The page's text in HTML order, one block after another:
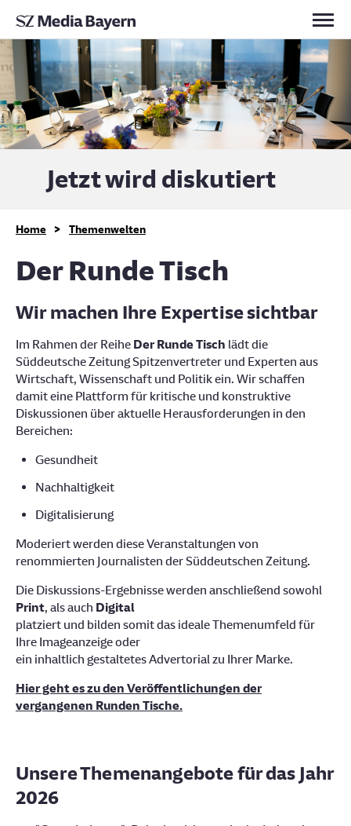
Jetzt wird diskutiert
Home > Themenwelten
Der Runde Tisch
Wir machen Ihre Expertise sichtbar
Im Rahmen der Reihe Der Runde Tisch lädt die
Süddeutsche Zeitung Spitzenvertreter und Experten aus
Wirtschaft, Wissenschaft und Politik ein. Wir schaffen
damit eine Plattform für kritische und konstruktive
Diskussionen über aktuelle Herausforderungen in den
Bereichen:
Gesundheit
Nachhaltigkeit
Digitalisierung
Moderiert werden diese Veranstaltungen von
renommierten Journalisten der Süddeutschen Zeitung.
Die Diskussions-Ergebnisse werden anschließend sowohl
Print, als auch Digital
platziert und bilden somit das ideale Themenumfeld für
Ihre Imageanzeige oder
ein inhaltlich gestaltetes Advertorial zu Ihrer Marke.
Hier geht es zu den Veröffentlichungen der
vergangenen Runden Tische.
Unsere Themenangebote für das Jahr
2026